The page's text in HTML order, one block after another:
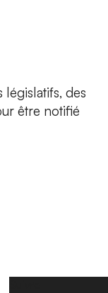
législatifs, des
être notifié